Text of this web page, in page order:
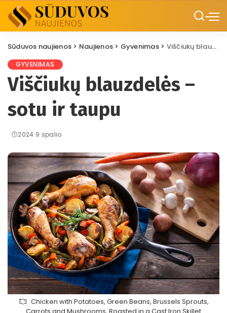
Sūduvos naujienos > Naujienos > Gyvenimas> Viščiukų blauzdelės – sotu ir taupu
GYVENIMAS
Viščiukų blauzdelės –
sotu ir taupu
2024 9 spalio
Chicken with Potatoes, Green Beans, Brussels Sprouts,